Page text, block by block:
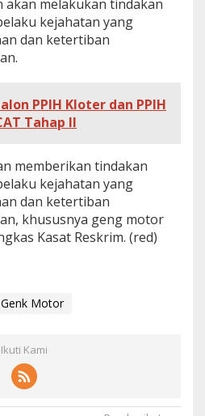
akan melakukan tindakan
kejahatan yang
dan ketertiban
PPIH Kloter dan PPIH
Tahap II
memberikan tindakan
kejahatan yang
dan ketertiban
khususnya geng motor
Kasat Reskrim. (red)
Motor
Ikuti Kami